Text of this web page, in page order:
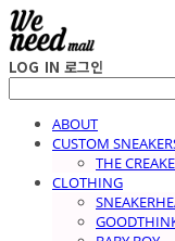
LOG IN 로그인
ABOUT
CUSTOM
THE
CLOTHING